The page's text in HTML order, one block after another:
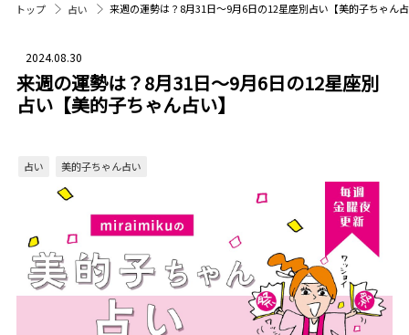
トップ 占い 来週の運勢は？8月31日～9月6日の12星座別占い【美的子ちゃん
2024.08.30
来週の運勢は？8月31日～9月6日の12星座別
占い【美的子ちゃん占い】
占い 美的子ちゃん占い